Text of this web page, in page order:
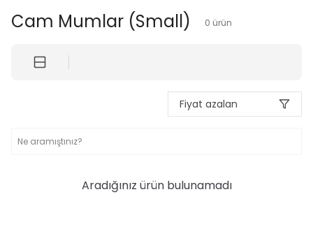
Cam Mumlar (Small) 0 ürün
Fiyat azalan
Aradığınız ürün bulunamadı